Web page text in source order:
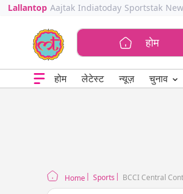
Lallantop Aajtak Indiatoday Sportstak
होम
होम लेटेस्ट न्यूज़ चुनाव ⌄
Home Sports BCCI Central